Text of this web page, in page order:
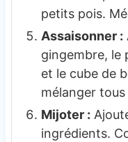
petits pois.
Assaisonner :
gingembre, le
et le cube de
mélanger
Mijoter :
ingrédients.